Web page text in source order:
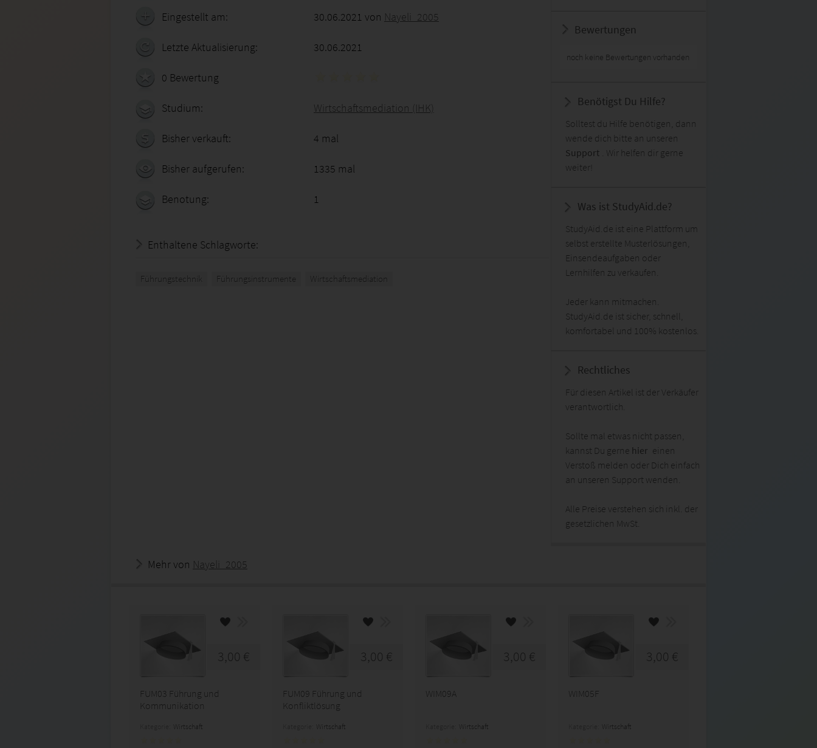
Eingestellt am: 30.06.2021 von Nayeli_2005
Letzte Aktualisierung: 30.06.2021
0 Bewertung
Studium: Wirtschaftsmediation (IHK)
Bisher verkauft: 4 mal
Bisher aufgerufen: 1335 mal
Benotung: 1
Enthaltene Schlagworte:
Führungstechnik Führungsinstrumente Wirtschaftsmediation
Bewertungen
noch keine Bewertungen vorhanden
Benötigst Du Hilfe?
Solltest du Hilfe benötigen, dann
wende dich bitte an unseren
Support . Wir helfen dir gerne
weiter!
Was ist StudyAid.de?
StudyAid.de ist eine Plattform um
selbst erstellte Musterlösungen,
Einsendeaufgaben oder
Lernhilfen zu verkaufen.
Jeder kann mitmachen.
StudyAid.de ist sicher, schnell,
komfortabel und 100% kostenlos.
Rechtliches
Für diesen Artikel ist der Verkäufer
verantwortlich.
Sollte mal etwas nicht passen,
kannst Du gerne hier einen
Verstoß melden oder Dich einfach
an unseren Support wenden.
Alle Preise verstehen sich inkl. der
gesetzlichen MwSt.
Mehr von Nayeli_2005
3,00 €
FUM03 Führung und
Kommunikation
Wirtschaft
3,00 €
FUM09 Führung und
Konfliktlösung
Wirtschaft
3,00 €
WIM09A
Wirtschaft
3,00 €
WIM05F
Wirtschaft